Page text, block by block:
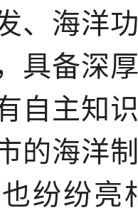
、海洋
具备深
自主知
的海洋
纷纷